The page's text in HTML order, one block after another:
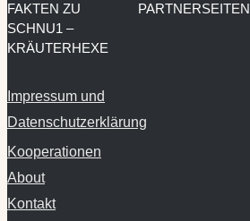
FAKTEN ZU
SCHNU1 –
KRÄUTERHEXE
Impressum und
Datenschutzerklärung
Kooperationen
About
Kontakt
PARTNERSEITEN